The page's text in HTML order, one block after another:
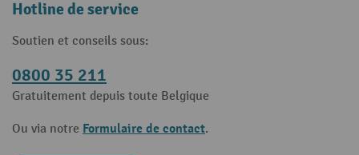
Hotline de service
Soutien et conseils sous:
0800 35 211
Gratuitement depuis toute Belgique
Ou via notre Formulaire de contact.